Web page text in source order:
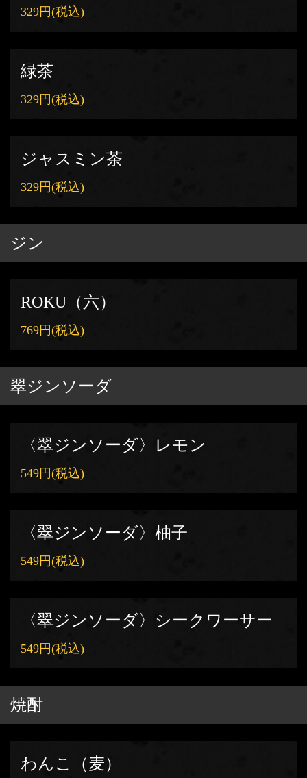
329円(税込)
緑茶
329円(税込)
ジャスミン茶
329円(税込)
ジン
ROKU（六）
769円(税込)
翠ジンソーダ
〈翠ジンソーダ〉レモン
549円(税込)
〈翠ジンソーダ〉柚子
549円(税込)
〈翠ジンソーダ〉シークワーサー
549円(税込)
焼酎
わんこ（麦）